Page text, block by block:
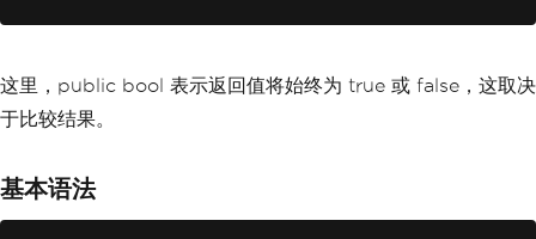
这里，public bool 表示返回值将始终为 true 或 false，这取决
于比较结果。
基本语法